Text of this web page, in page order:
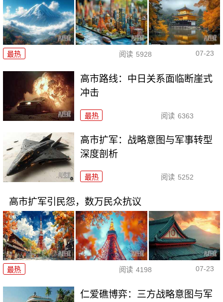
最热 阅读 5928 07-23
高市路线：中日关系面临断崖式
冲击
最热 阅读 6363
高市扩军：战略意图与军事转型
深度剖析
最热 阅读 5252
高市扩军引民怨，数万民众抗议
最热 阅读 4198 07-23
仁爱礁博弈：三方战略意图与军